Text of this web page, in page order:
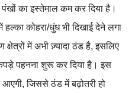
का इस्तेमाल कम कर दिया है।
कोहरा/धुंध भी दिखाई देने लगा
क्षेत्रों में अभी ज़्यादा ठंड है, इसलिए
पहनना शुरू कर दिया है। इस
आएगी, जिससे ठंड में बढ़ोतरी हो